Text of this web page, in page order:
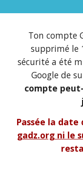
Ton compte
supprimé le
sécurité a été
Google de
compte
Passée la date
gadz.org ni le